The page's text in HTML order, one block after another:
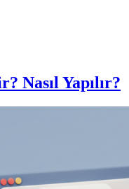
Nasıl Yapılır?